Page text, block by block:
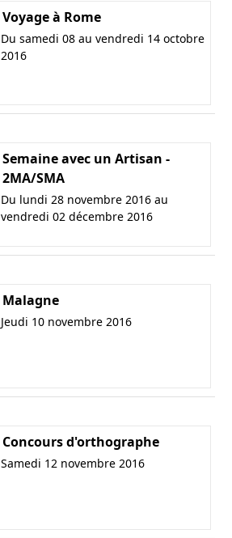
Voyage à Rome
Du samedi 08 au vendredi 14 octobre
2016
Semaine avec un Artisan -
2MA/SMA
Du lundi 28 novembre 2016 au
vendredi 02 décembre 2016
Malagne
Jeudi 10 novembre 2016
Concours d'orthographe
Samedi 12 novembre 2016